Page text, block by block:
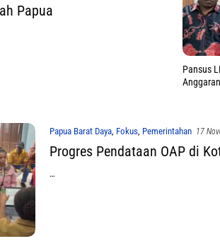
Papua
Pansus
Papua Barat Daya, Fokus, Pemerintahan 17
Progres Pendataan OAP di
…